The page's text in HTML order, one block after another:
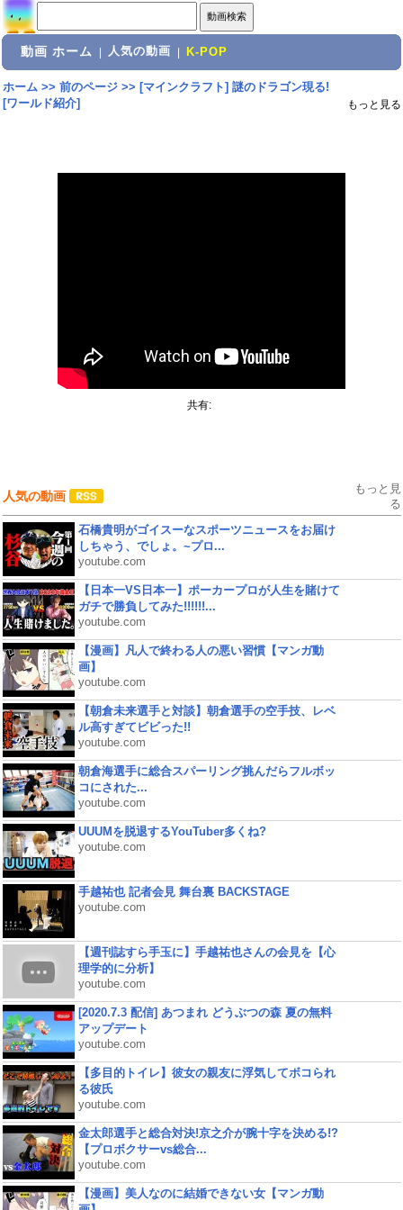
動画 ホーム 人気の動画 K-POP
ホーム>> 前のページ>> [マインクラフト] 謎のドラゴン現る!
[ワールド紹介]
もっと見る
共有:
人気の動画
もっと見
る
石橋貴明がゴイスーなスポーツニュースをお届け
しちゃう、でしょ。~プロ...
youtube.com
【日本一VS日本一】ポーカープロが人生を賭けて
ガチで勝負してみた!!!!!!...
youtube.com
【漫画】凡人で終わる人の悪い習慣【マンガ動
画】
youtube.com
【朝倉未来選手と対談】朝倉選手の空手技、レベ
ル高すぎてビビった!!
youtube.com
朝倉海選手に総合スパーリング挑んだらフルボッ
コにされた...
youtube.com
UUUMを脱退するYouTuber多くね?
youtube.com
手越祐也 記者会見 舞台裏 BACKSTAGE
youtube.com
【週刊誌すら手玉に】手越祐也さんの会見を【心
理学的に分析】
youtube.com
[2020.7.3 配信] あつまれ どうぶつの森 夏の無料
アップデート
youtube.com
【多目的トイレ】彼女の親友に浮気してボコられ
る彼氏
youtube.com
金太郎選手と総合対決!京之介が腕十字を決める!?
【プロボクサーvs総合...
youtube.com
【漫画】美人なのに結婚できない女【マンガ動